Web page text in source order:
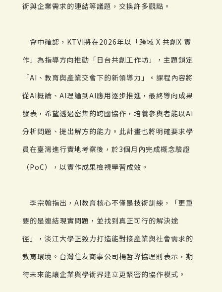
術與企業需求的連結等議題，交換許多觀點。
會中確認，KTVI將在2026年以「跨域 X 共創X 實
作」為指導方向推動「日台共創工作坊」，主題鎖定
「AI、教育與產業交會下的新領導力」。課程內容將
從AI概論、AI理論到AI應用逐步推進，最終導向成果
發表，希望透過密集的跨國協作，培養參與者能以AI
分析問題、提出解方的能力。此計畫也將明確要求學
員在臺灣進行實地考察後，於3個月內完成概念驗證
（PoC），以實作成果檢視學習成效。
李宗翰指出，AI教育核心不僅是技術訓練，「更重
要的是連結現實問題，並找到真正可行的解決途
徑」，淡江大學正致力打造能對接產業與社會需求的
教育環境。台灣住友商事公司楊哲瑋協理則表示，期
待未來能讓企業與學術界建立更緊密的協作模式。